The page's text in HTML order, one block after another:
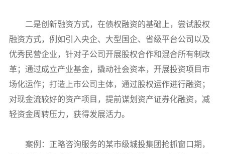
二是创新融资方式，在债权融资的基础上，尝试股权
融资方式，例如引入央企、大型国企、省级平台公司以及
优秀民营企业，针对子公司开展股权合作和混合所有制改
革；通过成立产业基金，撬动社会资本，开展投资项目市
场化运作；打造上市公司主体，通过股权运作进行融资；
对现金流较好的资产项目，提前谋划资产证券化融资，减
轻资金周转压力，获得发展活力。
案例：正略咨询服务的某市级城投集团抢抓窗口期，